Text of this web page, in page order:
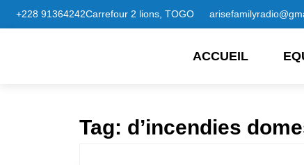
+228 91364242Carrefour 2 lions, TOGO
ACCUEIL
Tag: d’incendies